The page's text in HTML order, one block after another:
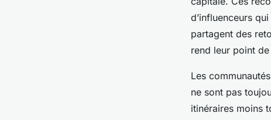
d’influenceurs
partagent des
rend leur point
Les
ne sont pas
itinéraires moins